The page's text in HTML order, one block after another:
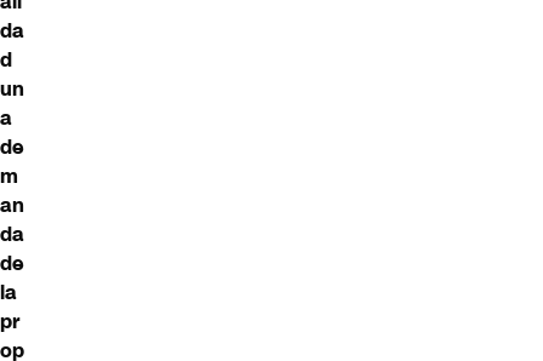
da
d
un
a
de
m
an
da
de
la
pr
op